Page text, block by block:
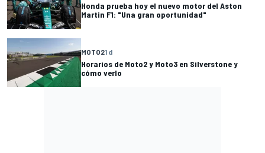
Honda prueba hoy el nuevo motor del Aston
Martin F1: "Una gran oportunidad"
MOTO21 d
Horarios de Moto2 y Moto3 en Silverstone y
cómo verlo